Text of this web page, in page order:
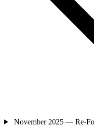
November 2025 — Re-